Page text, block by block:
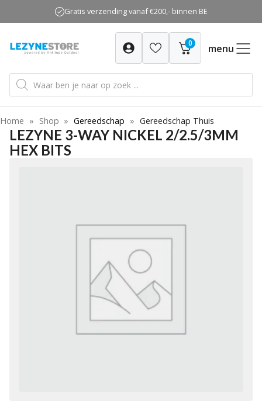
naar
inhoud
Gratis verzending vanaf €200,- binnen BE
0 menu
Producten
zoeken
Home » Shop » Gereedschap » Gereedschap Thuis
LEZYNE 3-WAY NICKEL 2/2.5/3MM
HEX BITS